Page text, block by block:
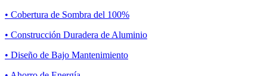
• Cobertura de Sombra del 100%
• Construcción Duradera de Aluminio
• Diseño de Bajo Mantenimiento